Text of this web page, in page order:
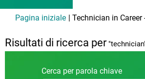
Pagina iniziale | Technician in Career
Risultati di ricerca per
Cerca per parola chiave